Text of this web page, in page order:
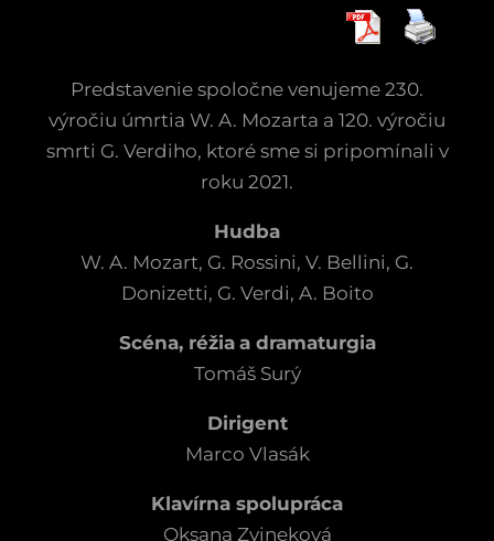
Predstavenie spoločne venujeme 230.
výročiu úmrtia W. A. Mozarta a 120. výročiu
smrti G. Verdiho, ktoré sme si pripomínali v
roku 2021.
Hudba
W. A. Mozart, G. Rossini, V. Bellini, G.
Donizetti, G. Verdi, A. Boito
Scéna, réžia a dramaturgia
Tomáš Surý
Dirigent
Marco Vlasák
Klavírna spolupráca
Oksana Zvineková